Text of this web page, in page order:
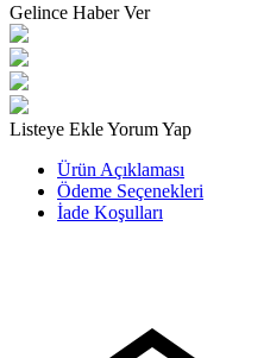
Gelince Haber Ver
Listeye EkleYorum Yap
Ürün Açıklaması
Ödeme Seçenekleri
İade Koşulları